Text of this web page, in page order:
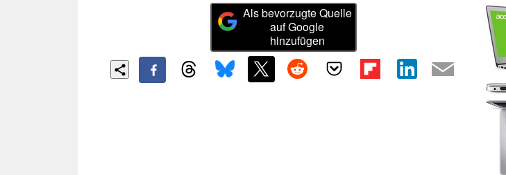
Als bevorzugte Quelle
auf Google
hinzufügen